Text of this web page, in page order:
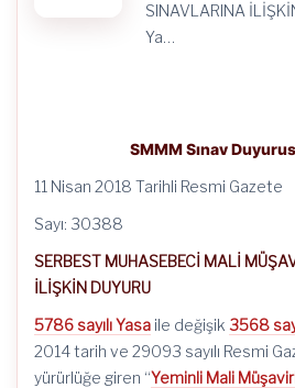
SINAVLARINA
Ya…
SMMM Sınav
11 Nisan 2018 Tarihli Resmi Gazete
Sayı: 30388
SERBEST MUHASEBECİ MALİ
İLİŞKİN DUYURU
5786 sayılı Yasa ile değişik 3568
2014 tarih ve 29093 sayılı Resmi
yürürlüğe giren “Yeminli Mali